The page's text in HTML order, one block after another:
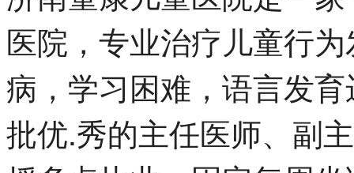
医院，专业治疗儿童行
病，学习困难，语言发
批优.秀的主任医师、副